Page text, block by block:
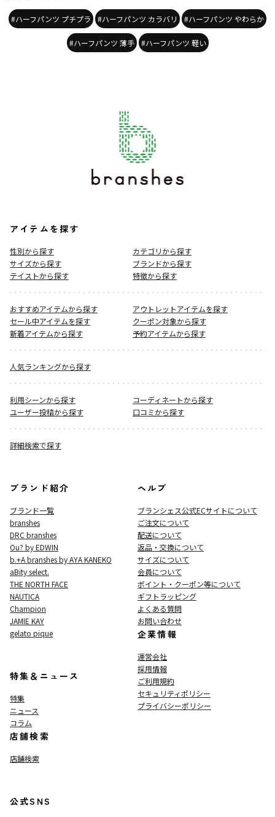
#ハーフパンツ プチプラ #ハーフパンツ カラバリ #ハーフパンツ やわらか
#ハーフパンツ 薄手 #ハーフパンツ 軽い
アイテムを探す
性別から探す
カテゴリから探す
サイズから探す
ブランドから探す
テイストから探す
特徴から探す
おすすめアイテムから探す
アウトレットアイテムを探す
セール中アイテムを探す
クーポン対象から探す
新着アイテムから探す
予約アイテムから探す
人気ランキングから探す
利用シーンから探す
コーディネートから探す
ユーザー投稿から探す
口コミから探す
詳細検索で探す
ブランド紹介
ブランド一覧
branshes
DRC branshes
Ou? by EDWIN
b.+A branshes by AYA KANEKO
aBity select.
THE NORTH FACE
NAUTICA
Champion
JAMIE KAY
gelato pique
特集＆ニュース
特集
ニュース
コラム
店舗検索
店舗検索
ヘルプ
ブランシェス公式ECサイトについて
ご注文について
配送について
返品・交換について
サイズについて
会員について
ポイント・クーポン等について
ギフトラッピング
よくある質問
お問い合わせ
企業情報
運営会社
採用情報
ご利用規約
セキュリティポリシー
プライバシーポリシー
公式SNS